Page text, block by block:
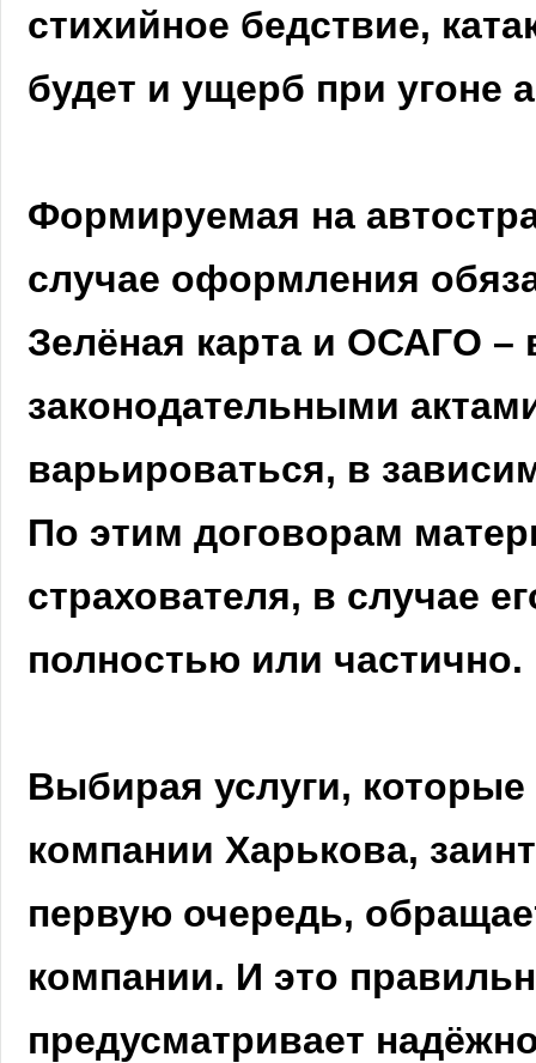
стихийное бедствие,
будет и ущерб при угоне
Формируемая на
случае оформления
Зелёная карта и ОСАГО –
законодательными
варьироваться, в
По этим договорам
страхователя, в случае
полностью или частично.
Выбирая услуги,
компании Харькова,
первую очередь,
компании. И это
предусматривает